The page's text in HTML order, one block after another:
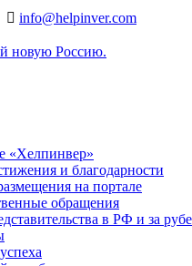
info@helpinver.com
«Хелпинвер»
и благодарности
на портале
обращения
в РФ и за